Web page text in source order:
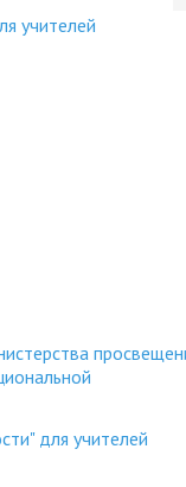
учителей
для учителей